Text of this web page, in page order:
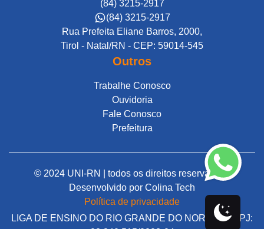
(84) 3215-2917
(84) 3215-2917
Rua Prefeita Eliane Barros, 2000,
Tirol - Natal/RN - CEP: 59014-545
Outros
Trabalhe Conosco
Ouvidoria
Fale Conosco
Prefeitura
© 2024 UNI-RN | todos os direitos reservados |
Desenvolvido por Colina Tech
Política de privacidade
LIGA DE ENSINO DO RIO GRANDE DO NORTE | CNPJ: